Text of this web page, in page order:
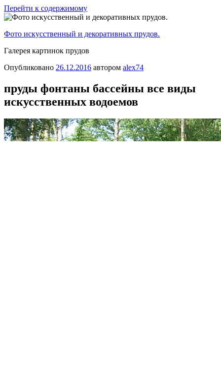
Перейти к содержимому
Фото искусственный и декоративных прудов.
Галерея картинок прудов
Опубликовано 26.12.2016 автором alex74
пруды фонтаны бассейны все виды
искусственных водоемов